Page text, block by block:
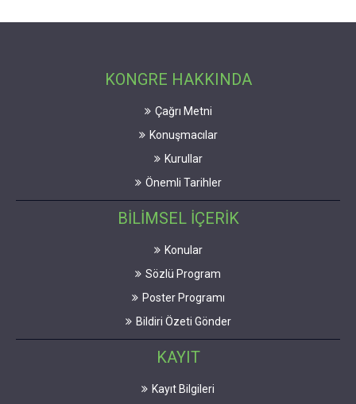
KONGRE HAKKINDA
Çağrı Metni
Konuşmacılar
Kurullar
Önemli Tarihler
BİLİMSEL İÇERİK
Konular
Sözlü Program
Poster Programı
Bildiri Özeti Gönder
KAYIT
Kayıt Bilgileri